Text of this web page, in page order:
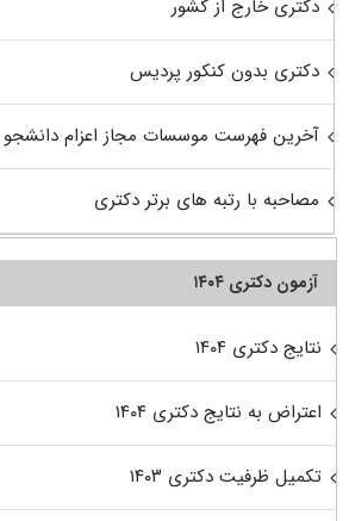
دکتری خارج از کشور
دکتری بدون کنکور پردیس
آخرین فهرست موسسات مجاز اعزام
مصاحبه با رتبه های برتر دکتری
آزمون دکتری ۱۴۰۴
نتایج دکتری ۱۴۰۴
اعتراض به نتایج دکتری ۱۴۰۴
تکمیل ظرفیت دکتری ۱۴۰۳